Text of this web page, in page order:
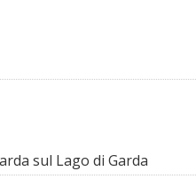
sul Lago di Garda